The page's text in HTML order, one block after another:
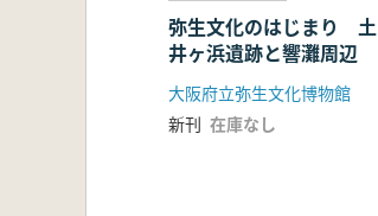
弥生文化のはじまり 土
井ヶ浜遺跡と響灘周辺
大阪府立弥生文化博物館
新刊 在庫なし